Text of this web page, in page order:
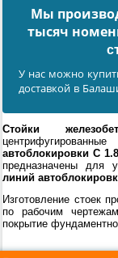
Мы
тысяч
У нас можно
доставкой в
Стойки
автоблокировки С
предназначены для
линий
Изготовление стоек
по рабочим
покрытие